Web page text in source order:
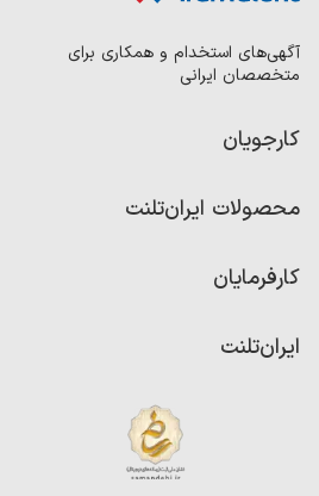
آگهی‌های استخدام و همکاری برای
متخصصان ایرانی
کارجویان
رزومه ساز
امتیاز شرکت‌ها
محصولات ایران‌تلنت
کاردیکس
کارفرمایان
ایران‌تلنت